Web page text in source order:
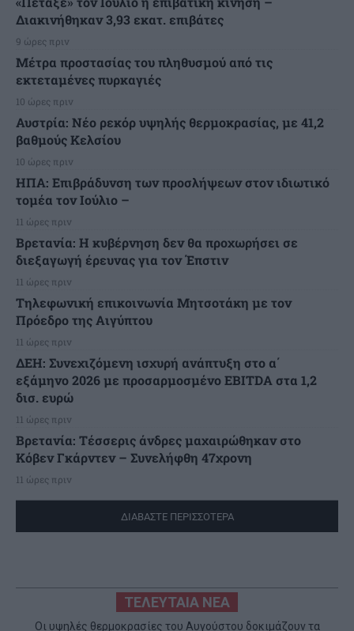
Διακινήθηκαν 3,93 εκατ. επιβάτες
9 ώρες πριν
Μέτρα προστασίας του πληθυσμού από τις
εκτεταμένες πυρκαγιές
10 ώρες πριν
Αυστρία: Νέο ρεκόρ υψηλής θερμοκρασίας, με 41,2
βαθμούς Κελσίου
10 ώρες πριν
ΗΠΑ: Επιβράδυνση των προσλήψεων στον ιδιωτικό
τομέα τον Ιούλιο –
11 ώρες πριν
Βρετανία: Η κυβέρνηση δεν θα προχωρήσει σε
διεξαγωγή έρευνας για τον Έπστιν
11 ώρες πριν
Τηλεφωνική επικοινωνία Μητσοτάκη με τον
Πρόεδρο της Αιγύπτου
11 ώρες πριν
ΔΕΗ: Συνεχιζόμενη ισχυρή ανάπτυξη στο α΄
εξάμηνο 2026 με προσαρμοσμένο EBITDA στα 1,2
δισ. ευρώ
11 ώρες πριν
Βρετανία: Τέσσερις άνδρες μαχαιρώθηκαν στο
Κόβεν Γκάρντεν – Συνελήφθη 47χρονη
11 ώρες πριν
ΔΙΑΒΑΣΤΕ ΠΕΡΙΣΣΟΤΕΡΑ